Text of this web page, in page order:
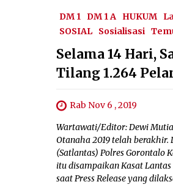
DM 1 DM 1 A HUKUM
SOSIAL
Sosialisasi
Selama 14 Hari,
Tilang 1.264
Rab Nov 6 , 2019
Wartawati/Editor: Dewi
Otanaha 2019 telah berakhir.
(Satlantas) Polres Gorontalo
itu disampaikan Kasat
saat Press Release yang